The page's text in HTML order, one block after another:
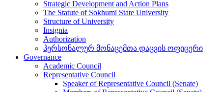
Strategic Development and Action Plans
The Statute of Sokhumi State University
Structure of University
Insignia
Authorization
პერსონალურ მონაცემთა დაცვის ოფიცერი
Governance
Academic Council
Representative Council
Speaker of Representative Council (Senate)